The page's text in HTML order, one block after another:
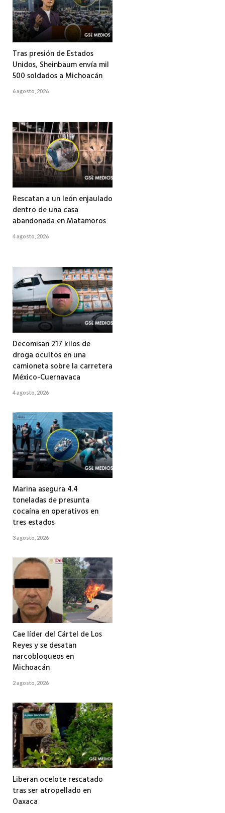
Tras presión de Estados
Unidos, Sheinbaum envía mil
500 soldados a Michoacán
6 agosto, 2026
Rescatan a un león enjaulado
dentro de una casa
abandonada en Matamoros
4 agosto, 2026
Decomisan 217 kilos de
droga ocultos en una
camioneta sobre la carretera
México-Cuernavaca
4 agosto, 2026
Marina asegura 4.4
toneladas de presunta
cocaína en operativos en
tres estados
3 agosto, 2026
Cae líder del Cártel de Los
Reyes y se desatan
narcobloqueos en
Michoacán
2 agosto, 2026
Liberan ocelote rescatado
tras ser atropellado en
Oaxaca